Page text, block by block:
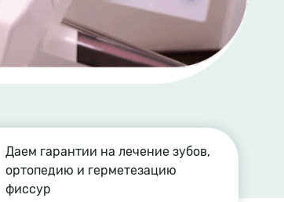
Даем гарантии на лечение зубов,
ортопедию и герметезацию
фиссур